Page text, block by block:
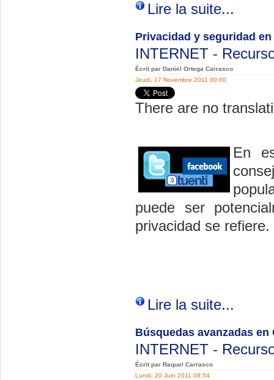
Lire la suite...
Privacidad y seguridad
INTERNET -
Écrit par Daniel Ortega Carrasco
Jeudi, 17 Novembre 2011 00:00
There are no
En
puede ser
privacidad se refiere.
Lire la suite...
Búsquedas avanzadas en
INTERNET -
Écrit par Raquel Carrasco
Lundi, 20 Juin 2011 08:54